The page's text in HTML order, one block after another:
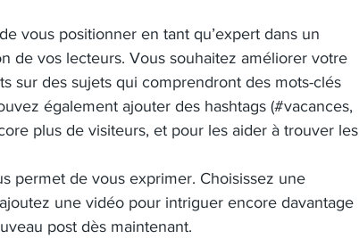
vous positionner en tant qu’expert dans un
de vos lecteurs. Vous souhaitez améliorer votre
sur des sujets qui comprendront des mots-clés
également ajouter des hashtags (#vacances,
plus de visiteurs, et pour les aider à trouver les
permet de vous exprimer. Choisissez une
une vidéo pour intriguer encore davantage
post dès maintenant.